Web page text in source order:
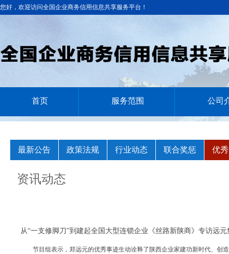
您好，欢迎访问全国企业商务信用信息共享服务平台！
首页 服务范围 公司
最新公告 政策法规 行业动态 联合奖惩 优
资讯动态
从“一支修脚刀”到建起全国大型连锁企业《丝路新陕商》专访远
节目组表示，郑远元的优秀事迹生动诠释了陕西企业家建功新时代、创造